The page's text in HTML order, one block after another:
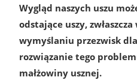
Wygląd naszych uszu
odstające uszy,
wymyślaniu przezwisk
rozwiązanie tego
małżowiny usznej.